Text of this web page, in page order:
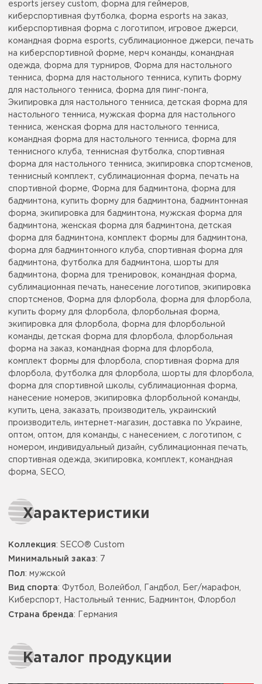
esports jersey custom, форма для геймеров,
киберспортивная футболка, форма esports на заказ,
киберспортивная форма с логотипом, игровое джерси,
командная форма esports, сублимационное джерси, печать
на киберспортивной форме, мерч команды, командная
одежда, форма для турниров, Форма для настольного
тенниса, форма для настольного тенниса, купить форму
для настольного тенниса, форма для пинг-понга,
Экипировка для настольного тенниса, детская форма для
настольного тенниса, мужская форма для настольного
тенниса, женская форма для настольного тенниса,
командная форма для настольного тенниса, форма для
теннисного клуба, теннисная футболка, спортивная
форма для настольного тенниса, экипировка спортсменов,
теннисный комплект, сублимационная форма, печать на
спортивной форме, Форма для бадминтона, форма для
бадминтона, купить форму для бадминтона, бадминтонная
форма, экипировка для бадминтона, мужская форма для
бадминтона, женская форма для бадминтона, детская
форма для бадминтона, комплект формы для бадминтона,
форма для бадминтонного клуба, спортивная форма для
бадминтона, футболка для бадминтона, шорты для
бадминтона, форма для тренировок, командная форма,
сублимационная печать, нанесение логотипов, экипировка
спортсменов, Форма для флорбола, форма для флорбола,
купить форму для флорбола, флорбольная форма,
экипировка для флорбола, форма для флорбольной
команды, детская форма для флорбола, флорбольная
форма на заказ, командная форма для флорбола,
комплект формы для флорбола, спортивная форма для
флорбола, футболка для флорбола, шорты для флорбола,
форма для спортивной школы, сублимационная форма,
нанесение номеров, экипировка флорбольной команды,
купить, цена, заказать, производитель, украинский
производитель, интернет-магазин, доставка по Украине,
оптом, оптом, для команды, с нанесением, с логотипом, с
номером, индивидуальный дизайн, сублимационная печать,
спортивная одежда, экипировка, комплект, командная
форма, SECO,
Характеристики
Коллекция: SECO® Custom
Минимальный заказ: 7
Пол: мужской
Вид спорта: Футбол, Волейбол, Гандбол, Бег/марафон,
Киберспорт, Настольный теннис, Бадминтон, Флорбол
Страна бренда: Германия
Каталог продукции